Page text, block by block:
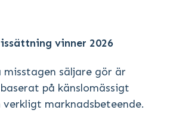
vinner 2026
säljare gör är
på känslomässigt
marknadsbeteende.